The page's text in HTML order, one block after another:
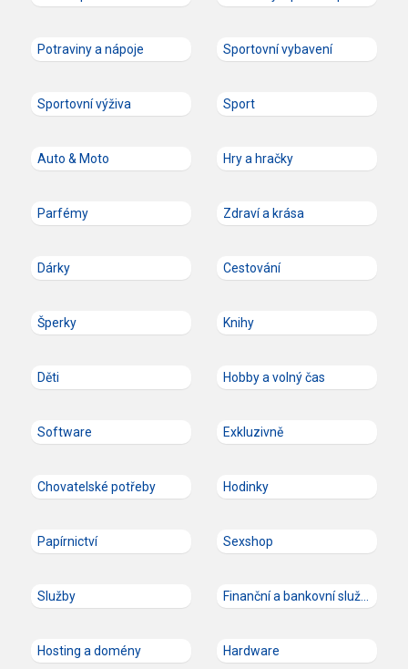
Potraviny a nápoje Sportovní vybavení
Sportovní výživa Sport
Auto & Moto Hry a hračky
Parfémy Zdraví a krása
Dárky Cestování
Šperky Knihy
Děti Hobby a volný čas
Software Exkluzivně
Chovatelské potřeby Hodinky
Papírnictví Sexshop
Služby
Hosting a domény Hardware